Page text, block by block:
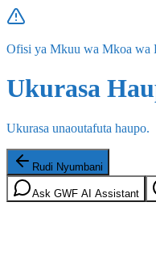
Ofisi ya Mkuu wa Mkoa wa
Ukurasa
Ukurasa unaoutafuta haupo.
Rudi Nyumbani
Ask GWF AI Assistant